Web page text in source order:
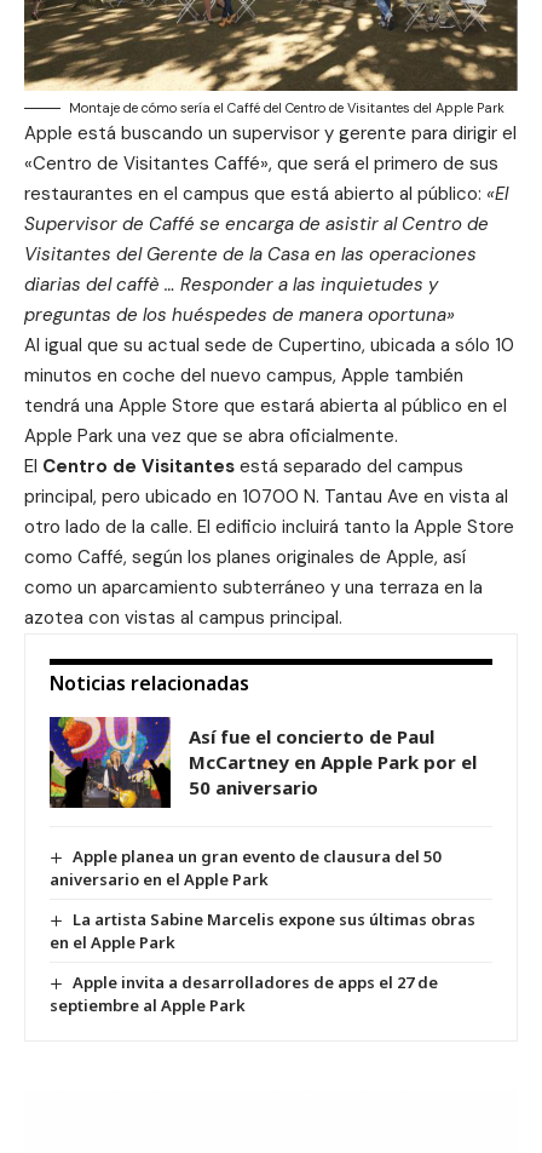
Montaje de cómo sería el Caffé del Centro de Visitantes del Apple Park
Apple está buscando un supervisor y gerente para dirigir el
«Centro de Visitantes Caffé», que será el primero de sus
restaurantes en el campus que está abierto al público: «El
Supervisor de Caffé se encarga de asistir al Centro de
Visitantes del Gerente de la Casa en las operaciones
diarias del caffè … Responder a las inquietudes y
preguntas de los huéspedes de manera oportuna»
Al igual que su actual sede de Cupertino, ubicada a sólo 10
minutos en coche del nuevo campus, Apple también
tendrá una Apple Store que estará abierta al público en el
Apple Park una vez que se abra oficialmente.
El Centro de Visitantes está separado del campus
principal, pero ubicado en 10700 N. Tantau Ave en vista al
otro lado de la calle. El edificio incluirá tanto la Apple Store
como Caffé, según los planes originales de Apple, así
como un aparcamiento subterráneo y una terraza en la
azotea con vistas al campus principal.
Noticias relacionadas
Así fue el concierto de Paul
McCartney en Apple Park por el
50 aniversario
Apple planea un gran evento de clausura del 50
aniversario en el Apple Park
La artista Sabine Marcelis expone sus últimas obras
en el Apple Park
Apple invita a desarrolladores de apps el 27 de
septiembre al Apple Park